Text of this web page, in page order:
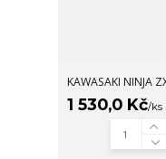
KAWASAKI NINJA
1 530,0 Kč/ks